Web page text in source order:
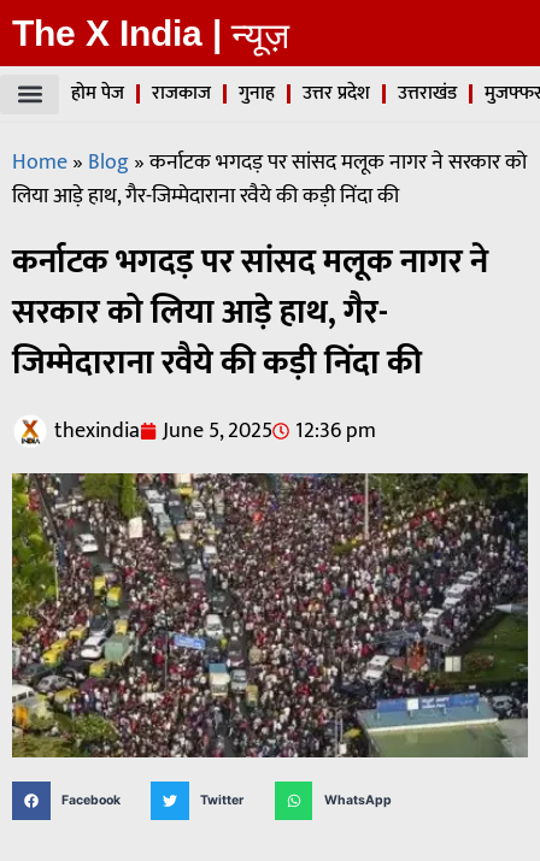
The X India | न्यूज़
होम पेज राजकाज गुनाह उत्तर प्रदेश उत्तराखंड
Home» Blog»कर्नाटक भगदड़ पर सांसद मलूक नागर ने सरकार को
लिया आड़े हाथ, गैर-जिम्मेदाराना रवैये की कड़ी निंदा की
कर्नाटक भगदड़ पर सांसद मलूक नागर ने
सरकार को लिया आड़े हाथ, गैर-
जिम्मेदाराना रवैये की कड़ी निंदा की
thexindia June 5, 2025 12:36 pm
Facebook Twitter WhatsApp